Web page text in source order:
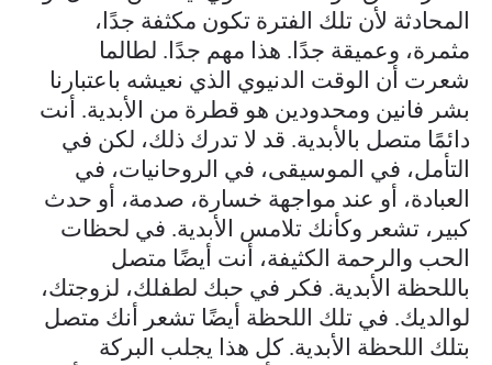
المحادثة لأن تلك الفترة تكون مكثفة جدًا،
مثمرة، وعميقة جدًا. هذا مهم جدًا. لطالما
شعرت أن الوقت الدنيوي الذي نعيشه باعتبارنا
بشر فانين ومحدودين هو قطرة من الأبدية. أنت
دائمًا متصل بالأبدية. قد لا تدرك ذلك، لكن في
التأمل، في الموسيقى، في الروحانيات، في
العبادة، أو عند مواجهة خسارة، صدمة، أو حدث
كبير، تشعر وكأنك تلامس الأبدية. في لحظات
الحب والرحمة الكثيفة، أنت أيضًا متصل
باللحظة الأبدية. فكر في حبك لطفلك، لزوجتك،
لوالديك. في تلك اللحظة أيضًا تشعر أنك متصل
بتلك اللحظة الأبدية. كل هذا يجلب البركة